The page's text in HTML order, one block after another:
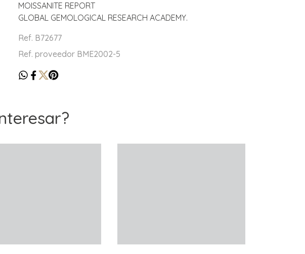
MOISSANITE REPORT
GLOBAL GEMOLOGICAL RESEARCH ACADEMY.
Ref. B72677
Ref. proveedor BME2002-5